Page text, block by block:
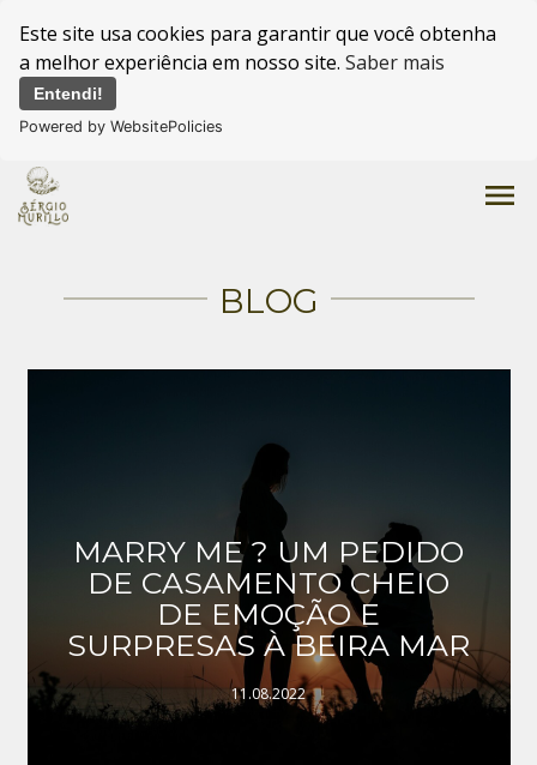
Este site usa cookies para garantir que você obtenha
a melhor experiência em nosso site. Saber mais
Entendi!
Powered by WebsitePolicies
menu
BLOG
MARRY ME ? UM PEDIDO
DE CASAMENTO CHEIO
DE EMOÇÃO E
SURPRESAS À BEIRA MAR
11.08.2022